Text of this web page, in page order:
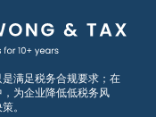
满足税务合规要求；在
为企业降低低税务风
。